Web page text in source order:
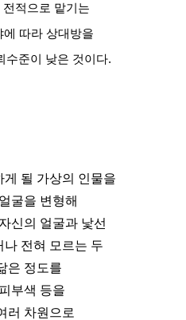
적으로 맡기는
따라 상대방을
수준이 낮은 것이다.
될 가상의 인물을
굴을 변형해
신의 얼굴과 낯선
전혀 모르는 두
은 정도를
부색 등을
러 차원으로